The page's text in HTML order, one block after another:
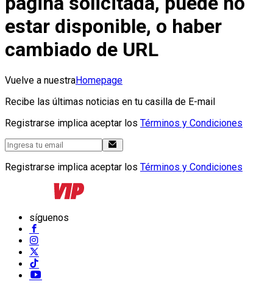
estar disponible, o haber
cambiado de URL
Vuelve a nuestraHomepage
Recibe las últimas noticias en tu casilla de E-mail
Registrarse implica aceptar los Términos y Condiciones
Registrarse implica aceptar los Términos y Condiciones
síguenos